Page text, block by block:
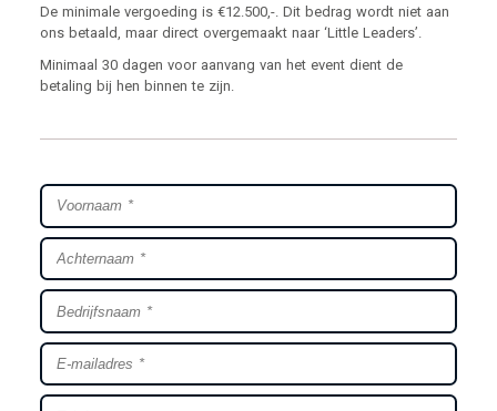
De minimale vergoeding is €12.500,-. Dit bedrag wordt niet aan
ons betaald, maar direct overgemaakt naar ‘Little Leaders’.
Minimaal 30 dagen voor aanvang van het event dient de
betaling bij hen binnen te zijn.